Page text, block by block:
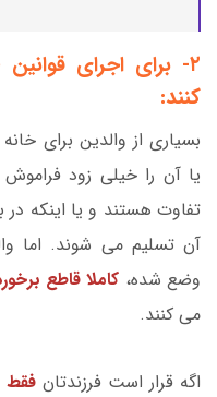
۲- برای اجرای
کنند:
بسیاری از والدین برای
یا آن را خیلی زود
تفاوت هستند و یا اینکه در
آن تسلیم می شوند. اما
وضع شده، کاملا قاطع
می کنند.
اگه قرار است فرزندتان